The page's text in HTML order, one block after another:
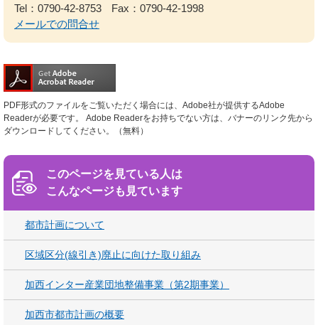
Tel：0790-42-8753
Fax：0790-42-1998
メールでの問合せ
PDF形式のファイルをご覧いただく場合には、Adobe社が提供するAdobe
Readerが必要です。
Adobe Readerをお持ちでない方は、バナーのリンク先から
ダウンロードしてください。（無料）
このページを見ている人は
こんなページも見ています
都市計画について
区域区分(線引き)廃止に向けた取り組み
加西インター産業団地整備事業（第2期事業）
加西市都市計画の概要